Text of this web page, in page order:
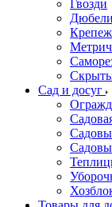
Гвозди
Сад и досуг